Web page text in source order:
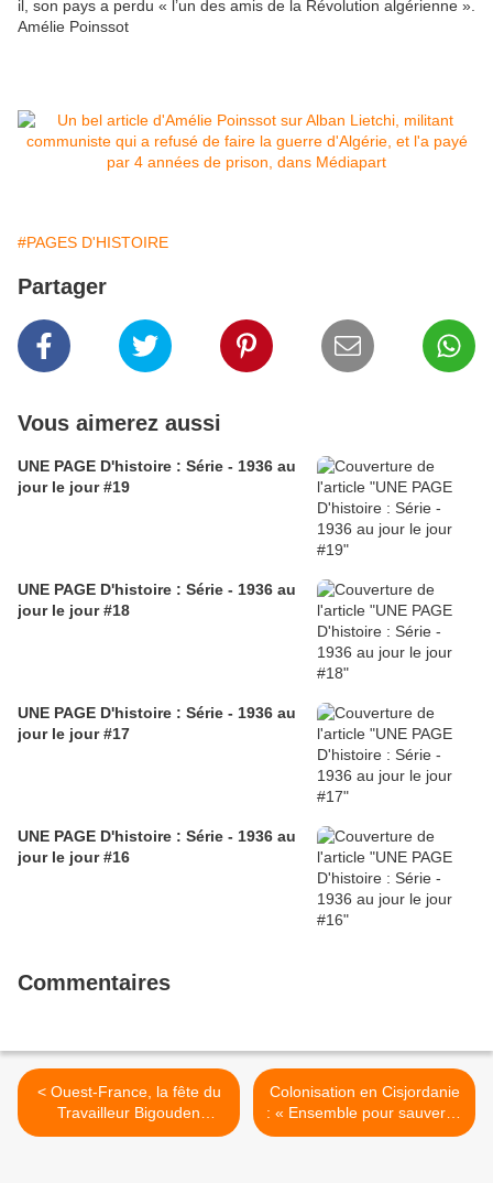
il, son pays a perdu « l’un des amis de la Révolution algérienne ».
Amélie Poinssot
#PAGES D'HISTOIRE
Partager
Vous aimerez aussi
UNE PAGE D'histoire : Série - 1936 au
jour le jour #19
UNE PAGE D'histoire : Série - 1936 au
jour le jour #18
UNE PAGE D'histoire : Série - 1936 au
jour le jour #17
UNE PAGE D'histoire : Série - 1936 au
jour le jour #16
Commentaires
< Ouest-France, la fête du
Travailleur Bigouden
mercredi 20 août à Loctudy
Colonisation en Cisjordanie
: « Ensemble pour sauver la
ferme Hakoritna ! » -